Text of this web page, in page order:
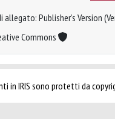
Publisher’s Version
Commons
in IRIS sono protetti da